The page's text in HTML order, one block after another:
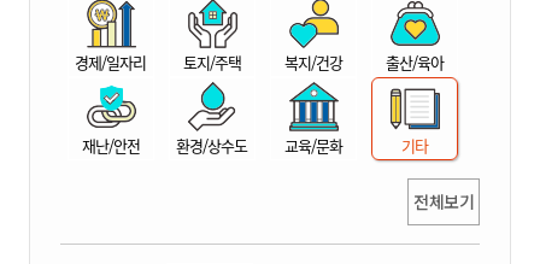
산
경제/일자리 토지/주택 복지/건강 출산/육아
재난/안전 환경/상수도 교육/문화 기타
전체보기